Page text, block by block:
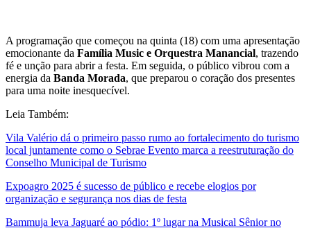
A programação que começou na quinta (18) com uma apresentação
emocionante da Família Music e Orquestra Manancial, trazendo
fé e unção para abrir a festa. Em seguida, o público vibrou com a
energia da Banda Morada, que preparou o coração dos presentes
para uma noite inesquecível.
Leia Também:
Vila Valério dá o primeiro passo rumo ao fortalecimento do turismo
local juntamente como o Sebrae Evento marca a reestruturação do
Conselho Municipal de Turismo
Expoagro 2025 é sucesso de público e recebe elogios por
organização e segurança nos dias de festa
Bammuja leva Jaguaré ao pódio: 1º lugar na Musical Sênior no